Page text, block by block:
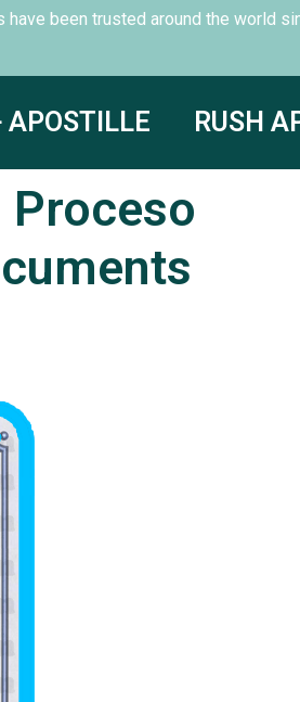
have been trusted around the
APOSTILLE RUSH
Proceso